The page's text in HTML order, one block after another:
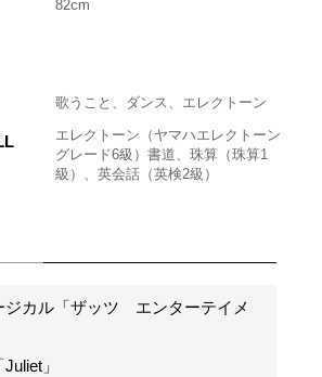
82cm
歌うこと、ダンス、エレクトーン
エレクトーン（ヤマハエレクトーン
グレード6級）書道、珠算（珠算1
級）、英会話（英検2級）
ジカル「ザッツ エンターテイメ
」